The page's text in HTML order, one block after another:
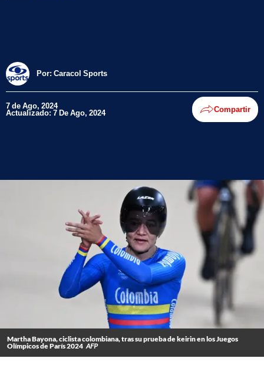
Por: Caracol Sports
7 de Ago, 2024
Actualizado: 7 De Ago, 2024 Compartir
Martha Bayona, ciclista colombiana, tras su prueba de keirin en los Juegos
Olímpicos de París 2024 AFP